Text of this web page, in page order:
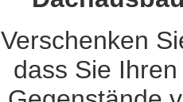
Verschenken
dass Sie